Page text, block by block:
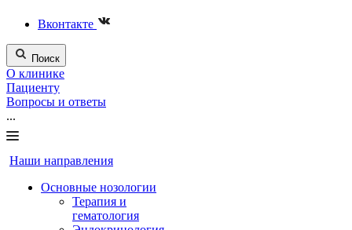
Вконтакте
Поиск
О клинике
Пациенту
Вопросы и ответы
...
Наши направления
Основные нозологии
Терапия и
гематология